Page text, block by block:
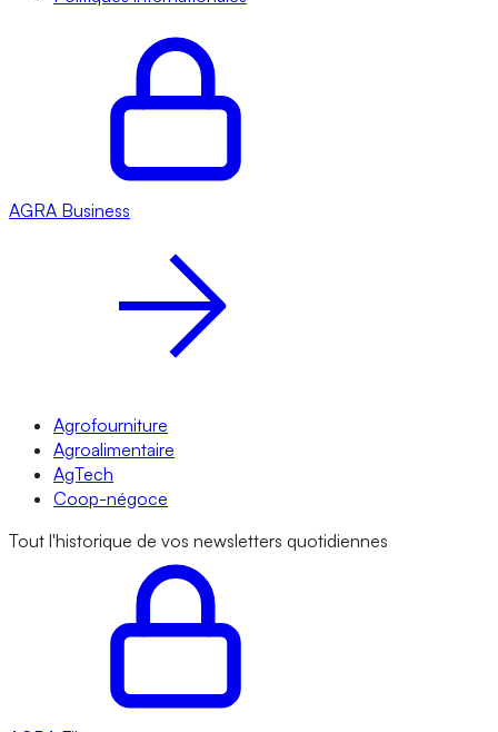
AGRA Business
Agrofourniture
Agroalimentaire
AgTech
Coop-négoce
Tout l'historique de vos newsletters quotidiennes